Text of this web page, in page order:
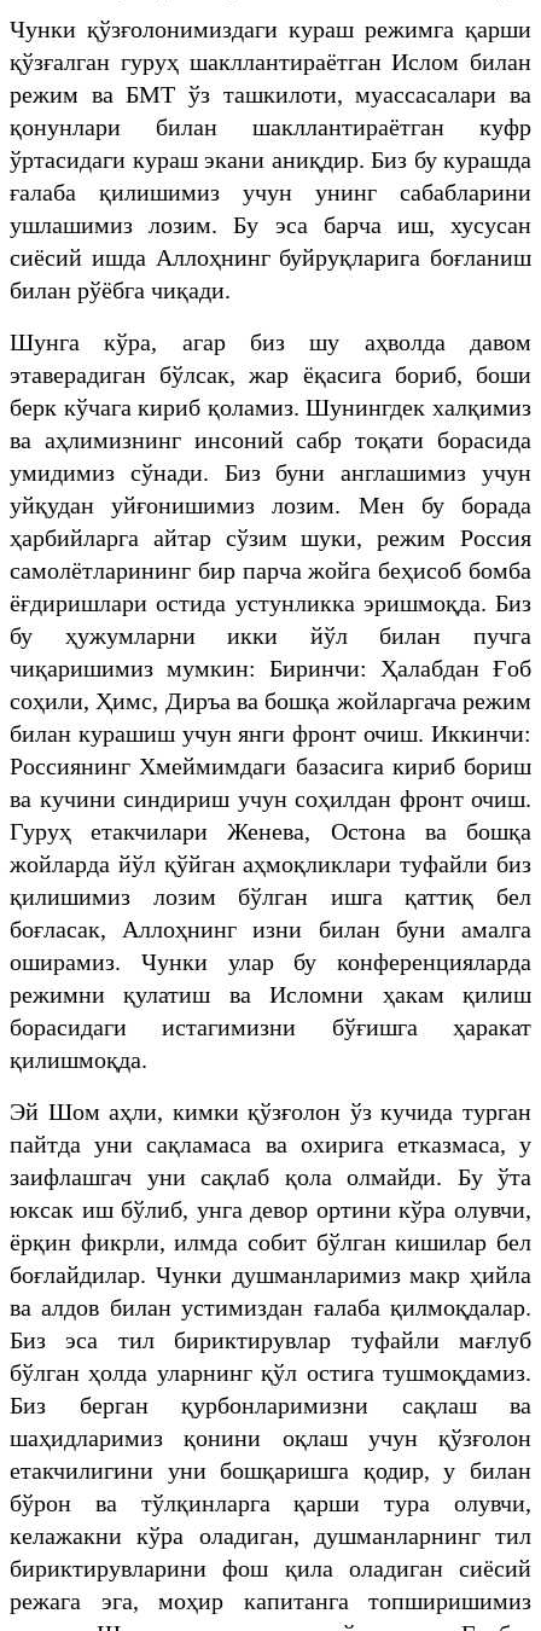
Чунки қўзғолонимиздаги кураш режимга қарши
қўзғалган гуруҳ шакллантираётган Ислом билан
режим ва БМТ ўз ташкилоти, муассасалари ва
қонунлари билан шакллантираётган куфр
ўртасидаги кураш экани аниқдир. Биз бу курашда
ғалаба қилишимиз учун унинг сабабларини
ушлашимиз лозим. Бу эса барча иш, хусусан
сиёсий ишда Аллоҳнинг буйруқларига боғланиш
билан рўёбга чиқади.
Шунга кўра, агар биз шу аҳволда давом
этаверадиган бўлсак, жар ёқасига бориб, боши
берк кўчага кириб қоламиз. Шунингдек халқимиз
ва аҳлимизнинг инсоний сабр тоқати борасида
умидимиз сўнади. Биз буни англашимиз учун
уйқудан уйғонишимиз лозим. Мен бу борада
ҳарбийларга айтар сўзим шуки, режим Россия
самолётларининг бир парча жойга беҳисоб бомба
ёғдиришлари остида устунликка эришмоқда. Биз
бу ҳужумларни икки йўл билан пучга
чиқаришимиз мумкин: Биринчи: Ҳалабдан Ғоб
соҳили, Ҳимс, Диръа ва бошқа жойларгача режим
билан курашиш учун янги фронт очиш. Иккинчи:
Россиянинг Хмеймимдаги базасига кириб бориш
ва кучини синдириш учун соҳилдан фронт очиш.
Гуруҳ етакчилари Женева, Остона ва бошқа
жойларда йўл қўйган аҳмоқликлари туфайли биз
қилишимиз лозим бўлган ишга қаттиқ бел
боғласак, Аллоҳнинг изни билан буни амалга
оширамиз. Чунки улар бу конференцияларда
режимни қулатиш ва Исломни ҳакам қилиш
борасидаги истагимизни бўғишга ҳаракат
қилишмоқда.
Эй Шом аҳли, кимки қўзғолон ўз кучида турган
пайтда уни сақламаса ва охирига етказмаса, у
заифлашгач уни сақлаб қола олмайди. Бу ўта
юксак иш бўлиб, унга девор ортини кўра олувчи,
ёрқин фикрли, илмда собит бўлган кишилар бел
боғлайдилар. Чунки душманларимиз макр ҳийла
ва алдов билан устимиздан ғалаба қилмоқдалар.
Биз эса тил бириктирувлар туфайли мағлуб
бўлган ҳолда уларнинг қўл остига тушмоқдамиз.
Биз берган қурбонларимизни сақлаш ва
шаҳидларимиз қонини оқлаш учун қўзғолон
етакчилигини уни бошқаришга қодир, у билан
бўрон ва тўлқинларга қарши тура олувчи,
келажакни кўра оладиган, душманларнинг тил
бириктирувларини фош қила оладиган сиёсий
режага эга, моҳир капитанга топширишимиз